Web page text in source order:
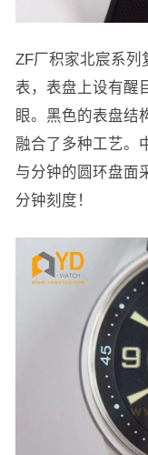
ZF厂积家北宸系列
表，表盘上设有醒
眼。黑色的表盘结
融合了多种工艺。
与分钟的圆环盘面
分钟刻度！